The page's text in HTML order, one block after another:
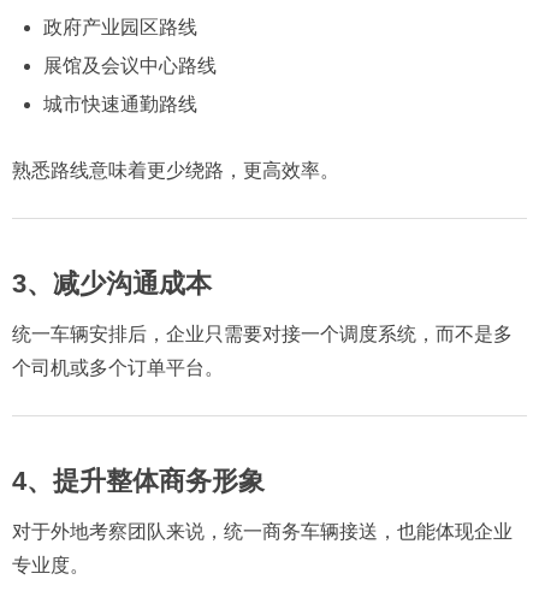
政府产业园区路线
展馆及会议中心路线
城市快速通勤路线
熟悉路线意味着更少绕路，更高效率。
3、减少沟通成本
统一车辆安排后，企业只需要对接一个调度系统，而不是多
个司机或多个订单平台。
4、提升整体商务形象
对于外地考察团队来说，统一商务车辆接送，也能体现企业
专业度。